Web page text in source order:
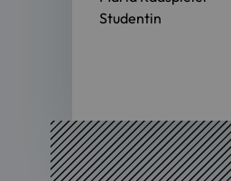
Studentin